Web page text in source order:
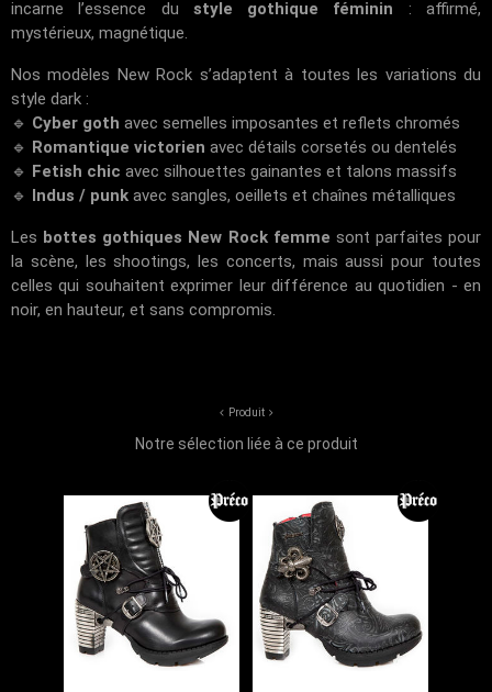
incarne l’essence du style gothique féminin : affirmé,
mystérieux, magnétique.
Nos modèles New Rock s’adaptent à toutes les variations du
style dark :
🔹 Cyber goth avec semelles imposantes et reflets chromés
🔹 Romantique victorien avec détails corsetés ou dentelés
🔹 Fetish chic avec silhouettes gainantes et talons massifs
🔹 Indus / punk avec sangles, oeillets et chaînes métalliques
Les bottes gothiques New Rock femme sont parfaites pour
la scène, les shootings, les concerts, mais aussi pour toutes
celles qui souhaitent exprimer leur différence au quotidien - en
noir, en hauteur, et sans compromis.
Produit
Notre sélection liée à ce produit